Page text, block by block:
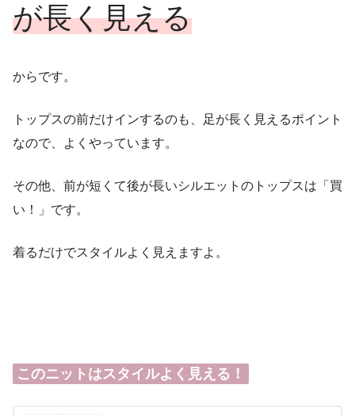
が長く見える
からです。
トップスの前だけインするのも、足が長く見えるポイント
なので、よくやっています。
その他、前が短くて後が長いシルエットのトップスは「買
い！」です。
着るだけでスタイルよく見えますよ。
このニットはスタイルよく見える！